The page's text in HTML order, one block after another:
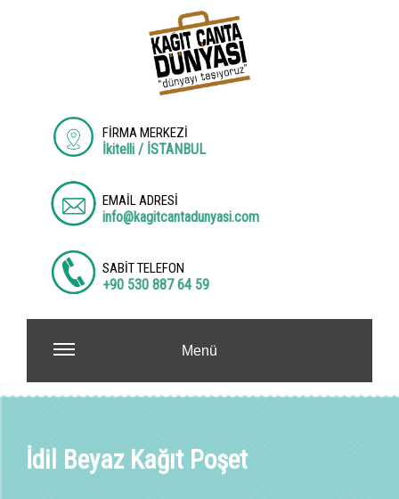
FİRMA MERKEZİ
İkitelli / İSTANBUL
EMAİL ADRESİ
info@kagitcantadunyasi.com
SABİT TELEFON
+90 530 887 64 59
Menü
İdil Beyaz Kağıt Poşet